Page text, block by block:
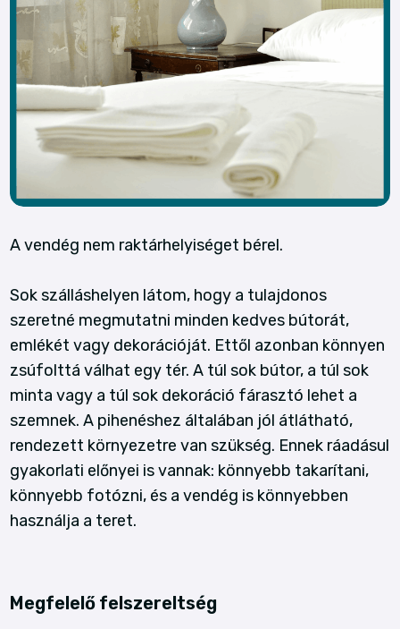
A vendég nem raktárhelyiséget bérel.
Sok szálláshelyen látom, hogy a tulajdonos
szeretné megmutatni minden kedves bútorát,
emlékét vagy dekorációját. Ettől azonban könnyen
zsúfolttá válhat egy tér. A túl sok bútor, a túl sok
minta vagy a túl sok dekoráció fárasztó lehet a
szemnek. A pihenéshez általában jól átlátható,
rendezett környezetre van szükség. Ennek ráadásul
gyakorlati előnyei is vannak: könnyebb takarítani,
könnyebb fotózni, és a vendég is könnyebben
használja a teret.
Megfelelő felszereltség